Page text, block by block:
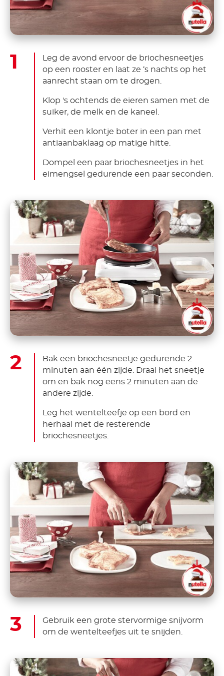
Leg de avond ervoor de briochesneetjes
op een rooster en laat ze ‘s nachts op het
aanrecht staan om te drogen.
Klop 's ochtends de eieren samen met de
suiker, de melk en de kaneel.
Verhit een klontje boter in een pan met
antiaanbaklaag op matige hitte.
Dompel een paar briochesneetjes in het
eimengsel gedurende een paar seconden.
Bak een briochesneetje gedurende 2
minuten aan één zijde. Draai het sneetje
om en bak nog eens 2 minuten aan de
andere zijde.
Leg het wentelteefje op een bord en
herhaal met de resterende
briochesneetjes.
Gebruik een grote stervormige snijvorm
om de wentelteefjes uit te snijden.